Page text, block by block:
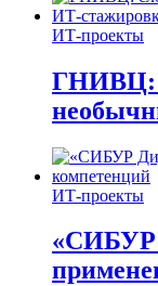
ИТ-проекты
ГНИВЦ:
ИТ-проекты
«СИБУР